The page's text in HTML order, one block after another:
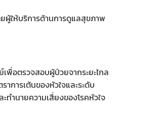
ผู้ให้บริการด้านการดูแลสุขภาพ
พื่อตรวจสอบผู้ป่วยจากระยะไกล
ารเต้นของหัวใจและระดับ
านายความเสี่ยงของโรคหัวใจ